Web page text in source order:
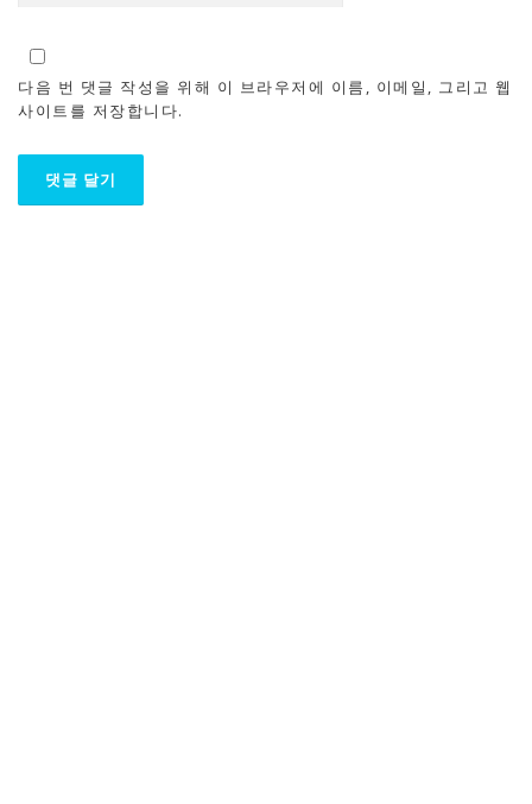
다음 번 댓글 작성을 위해 이 브라우저에 이름, 이메일, 그리고 웹
사이트를 저장합니다.